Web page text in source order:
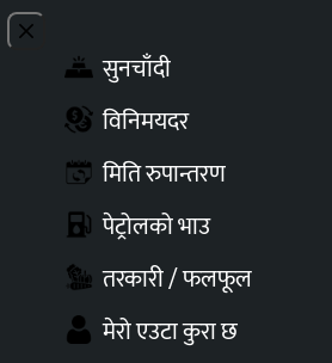
Close menu
सुनचाँदी
विनिमयदर
मिति रुपान्तरण
पेट्रोलको भाउ
तरकारी / फलफूल
मेरो एउटा कुरा छ
राशि